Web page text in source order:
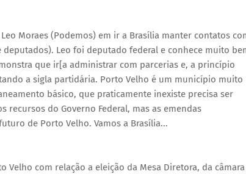
Moraes (Podemos) em ir a Brasília manter contatos
Leo foi deputado federal e conhece muito
que ir[a administrar com parcerias e, a princípio
a sigla partidária. Porto Velho é um município muito
básico, que praticamente inexiste precisa ser
recursos do Governo Federal, mas as emendas
de Porto Velho. Vamos a Brasília...
com relação a eleição da Mesa Diretora, da câmara